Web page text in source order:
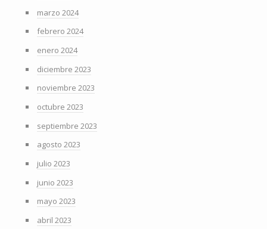
marzo 2024
febrero 2024
enero 2024
diciembre 2023
noviembre 2023
octubre 2023
septiembre 2023
agosto 2023
julio 2023
junio 2023
mayo 2023
abril 2023